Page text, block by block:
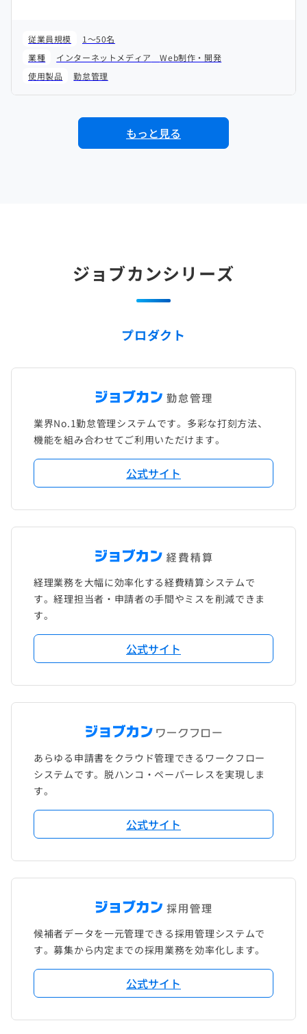
従業員規模
1～50名
業種
インターネットメディア
Web制作・開発
使用製品
勤怠管理
もっと見る
ジョブカンシリーズ
プロダクト
業界No.1勤怠管理システムです。多彩な打刻方法、
機能を組み合わせてご利用いただけます。
公式サイト
経理業務を大幅に効率化する経費精算システムで
す。経理担当者・申請者の手間やミスを削減できま
す。
公式サイト
あらゆる申請書をクラウド管理できるワークフロー
システムです。脱ハンコ・ペーパーレスを実現しま
す。
公式サイト
候補者データを一元管理できる採用管理システムで
す。募集から内定までの採用業務を効率化します。
公式サイト